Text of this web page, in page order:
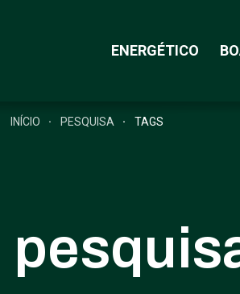
ENERGÉTICO
INÍCIO PESQUISA TAGS